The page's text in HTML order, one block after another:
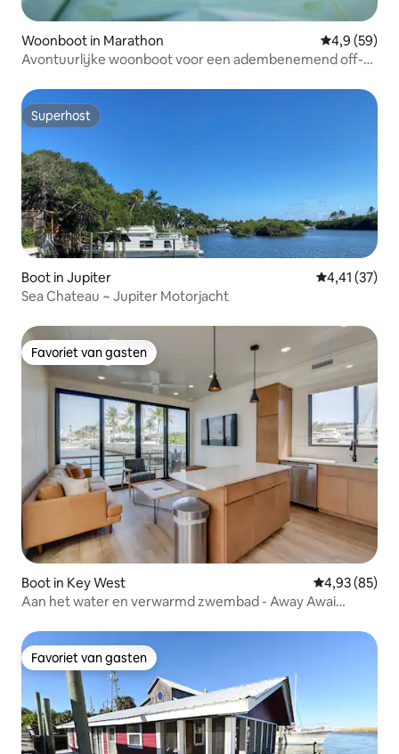
Woonboot in Marathon Gemiddelde
4,9 (59)
Avontuurlijke woonboot voor een adembenemend off-
Superhost
Superhost
Boot in Jupiter Gemiddelde
4,41 (37)
Sea Chateau ~ Jupiter Motorjacht
Favoriet van gasten
Favoriet van gasten
Boot in Key West Gemiddelde
4,93 (85)
Aan het water en verwarmd zwembad - Away Awai
Favoriet van gasten
Favoriet van gasten